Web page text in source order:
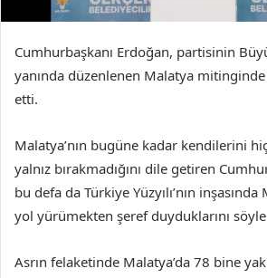
Cumhurbaşkanı Erdoğan, partisinin
yanında düzenlenen Malatya
etti.
Malatya’nın bugüne kadar kendilerini
yalnız bırakmadığını dile getiren
bu defa da Türkiye Yüzyılı’nın
yol yürümekten şeref duyduklarını
Asrın felaketinde Malatya’da 78 bine